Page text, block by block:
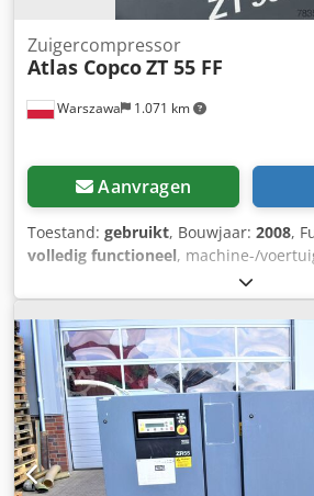
Warszawa 1.071 km
Zuigercompressor
Atlas CopcoZT 55 FF
Aanvragen
Toestand: gebruikt, Bouwjaar: 2008,
volledig functioneel, machine-/
2.550 kg
totale breedte:1.450 mm, totale
benodigde ruimte lengte:3.000 mm,
1.600 mm, motorfabrikant: ABB,
Schroefcompressor met
ZT 55 VSD 18,5kW 3,35m3/min 13bar
serviceniveau en hoogwaardige
bedrijf worden aangeboden –
een succesvolle samenwerking met u.
op gebruikte compressoren en